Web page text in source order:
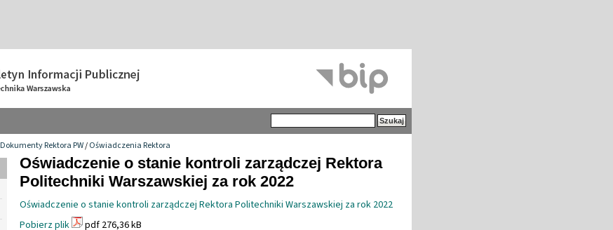
Dokumenty Rektora PW/Oświadczenia Rektora
Oświadczenie o stanie kontroli zarządczej Rektora
Politechniki Warszawskiej za rok 2022
Oświadczenie o stanie kontroli zarządczej Rektora Politechniki Warszawskiej za rok 2022
Pobierz plik
pdf 276,36 kB